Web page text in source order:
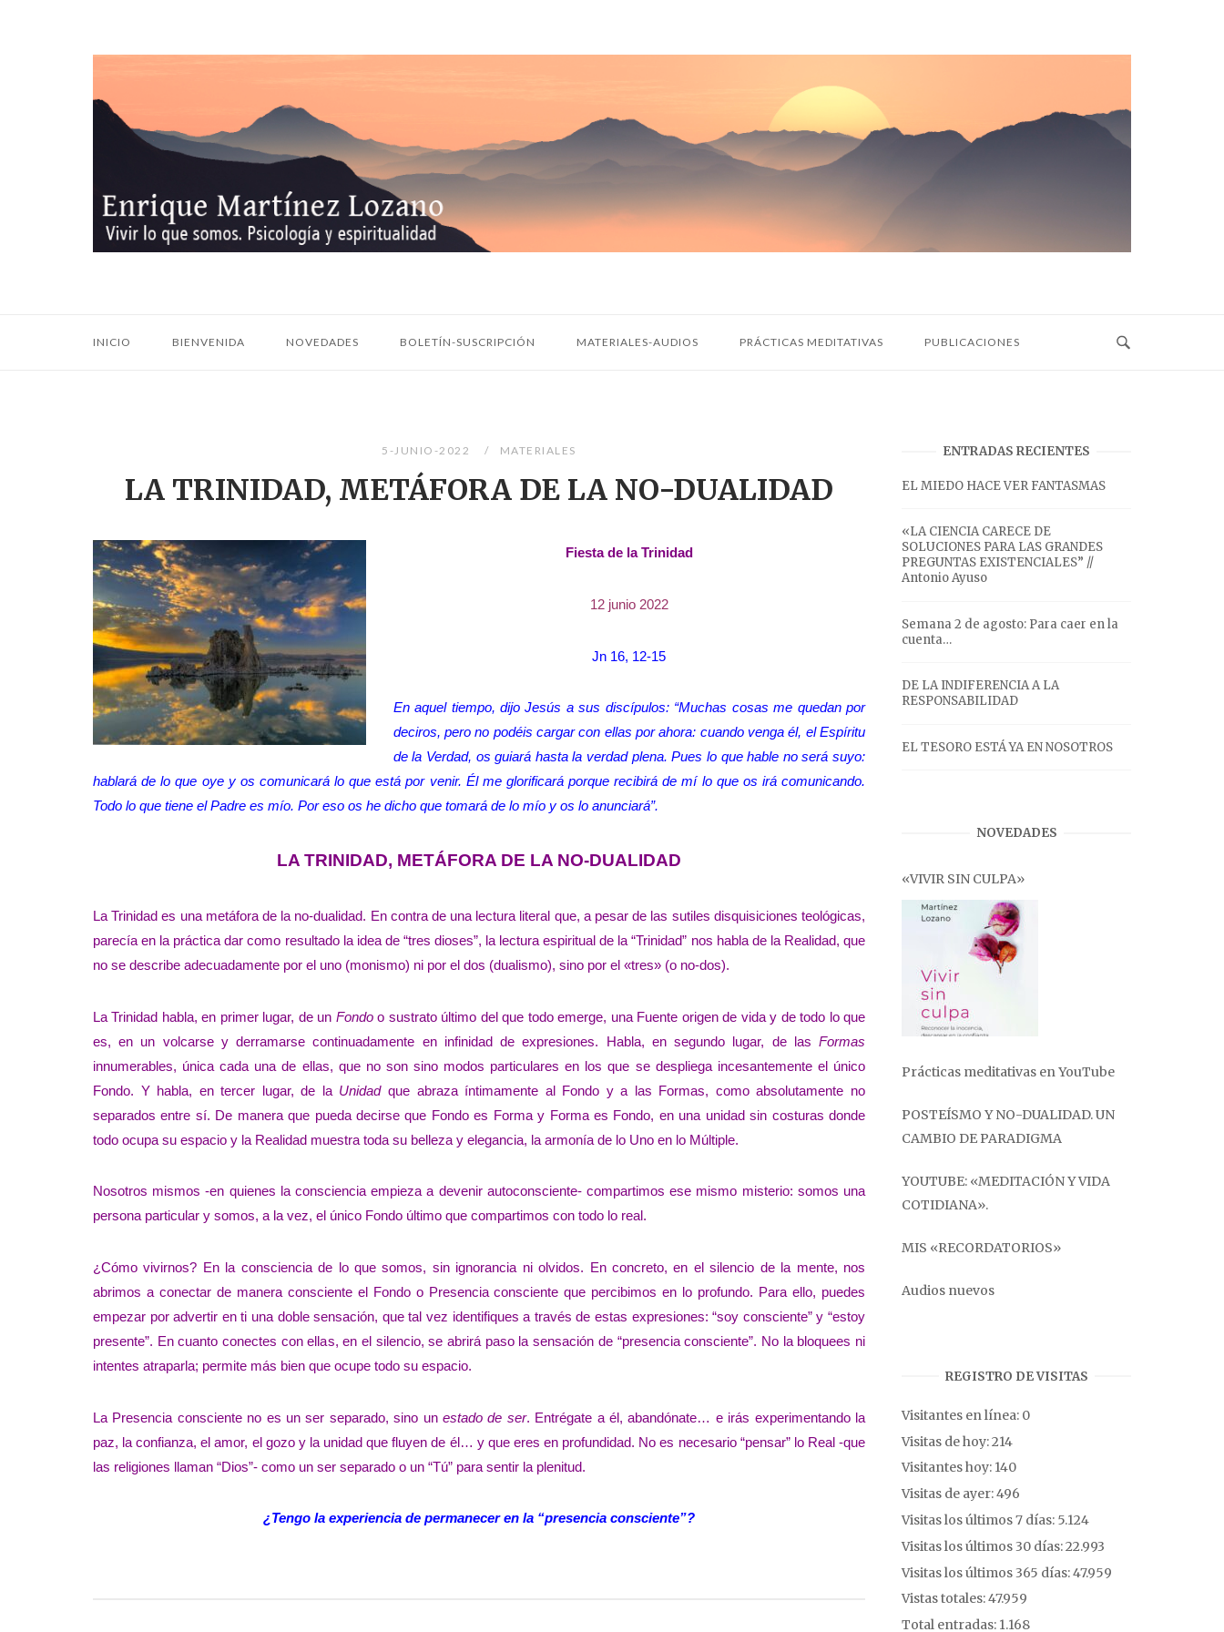
INICIO BIENVENIDA NOVEDADES BOLETÍN-SUSCRIPCIÓN MATERIALES-AUDIOS PRÁCTICAS MEDITATIVAS PUBLICACIONES
5-JUNIO-2022 MATERIALES
LA TRINIDAD, METÁFORA DE LA NO-DUALIDAD
Fiesta de la Trinidad
12 junio 2022
Jn 16, 12-15
En aquel tiempo, dijo Jesús a sus discípulos: “Muchas cosas me quedan por
deciros, pero no podéis cargar con ellas por ahora: cuando venga él, el Espíritu
de la Verdad, os guiará hasta la verdad plena. Pues lo que hable no será suyo:
hablará de lo que oye y os comunicará lo que está por venir. Él me glorificará porque recibirá de mí lo que os irá comunicando.
Todo lo que tiene el Padre es mío. Por eso os he dicho que tomará de lo mío y os lo anunciará”.
LA TRINIDAD, METÁFORA DE LA NO-DUALIDAD
La Trinidad es una metáfora de la no-dualidad. En contra de una lectura literal que, a pesar de las sutiles disquisiciones teológicas,
parecía en la práctica dar como resultado la idea de “tres dioses”, la lectura espiritual de la “Trinidad” nos habla de la Realidad, que
no se describe adecuadamente por el uno (monismo) ni por el dos (dualismo), sino por el «tres» (o no-dos).
La Trinidad habla, en primer lugar, de un Fondoo sustrato último del que todo emerge, una Fuente origen de vida y de todo lo que
es, en un volcarse y derramarse continuadamente en infinidad de expresiones. Habla, en segundo lugar, de las Formas
innumerables, única cada una de ellas, que no son sino modos particulares en los que se despliega incesantemente el único
Fondo. Y habla, en tercer lugar, de la Unidadque abraza íntimamente al Fondo y a las Formas, como absolutamente no
separados entre sí. De manera que pueda decirse que Fondo es Forma y Forma es Fondo, en una unidad sin costuras donde
todo ocupa su espacio y la Realidad muestra toda su belleza y elegancia, la armonía de lo Uno en lo Múltiple.
Nosotros mismos -en quienes la consciencia empieza a devenir autoconsciente- compartimos ese mismo misterio: somos una
persona particular y somos, a la vez, el único Fondo último que compartimos con todo lo real.
¿Cómo vivirnos? En la consciencia de lo que somos, sin ignorancia ni olvidos. En concreto, en el silencio de la mente, nos
abrimos a conectar de manera consciente el Fondo o Presencia consciente que percibimos en lo profundo. Para ello, puedes
empezar por advertir en ti una doble sensación, que tal vez identifiques a través de estas expresiones: “soy consciente” y “estoy
presente”. En cuanto conectes con ellas, en el silencio, se abrirá paso la sensación de “presencia consciente”. No la bloquees ni
intentes atraparla; permite más bien que ocupe todo su espacio.
La Presencia consciente no es un ser separado, sino un estado de ser. Entrégate a él, abandónate… e irás experimentando la
paz, la confianza, el amor, el gozo y la unidad que fluyen de él… y que eres en profundidad. No es necesario “pensar” lo Real -que
las religiones llaman “Dios”- como un ser separado o un “Tú” para sentir la plenitud.
¿Tengo la experiencia de permanecer en la “presencia consciente”?
ENTRADAS RECIENTES
EL MIEDO HACE VER FANTASMAS
«LA CIENCIA CARECE DE
SOLUCIONES PARA LAS GRANDES
PREGUNTAS EXISTENCIALES” //
Antonio Ayuso
Semana 2 de agosto: Para caer en la
cuenta…
DE LA INDIFERENCIA A LA
RESPONSABILIDAD
EL TESORO ESTÁ YA EN NOSOTROS
NOVEDADES
«VIVIR SIN CULPA»
Prácticas meditativas en YouTube
POSTEÍSMO Y NO-DUALIDAD. UN
CAMBIO DE PARADIGMA
YOUTUBE: «MEDITACIÓN Y VIDA
COTIDIANA».
MIS «RECORDATORIOS»
Audios nuevos
REGISTRO DE VISITAS
Visitantes en línea: 0
Visitas de hoy:214
Visitantes hoy: 140
Visitas de ayer:496
Visitas los últimos 7 días: 5.124
Visitas los últimos 30 días:22.993
Visitas los últimos 365 días:47.959
Vistas totales:47.959
Total entradas: 1.168